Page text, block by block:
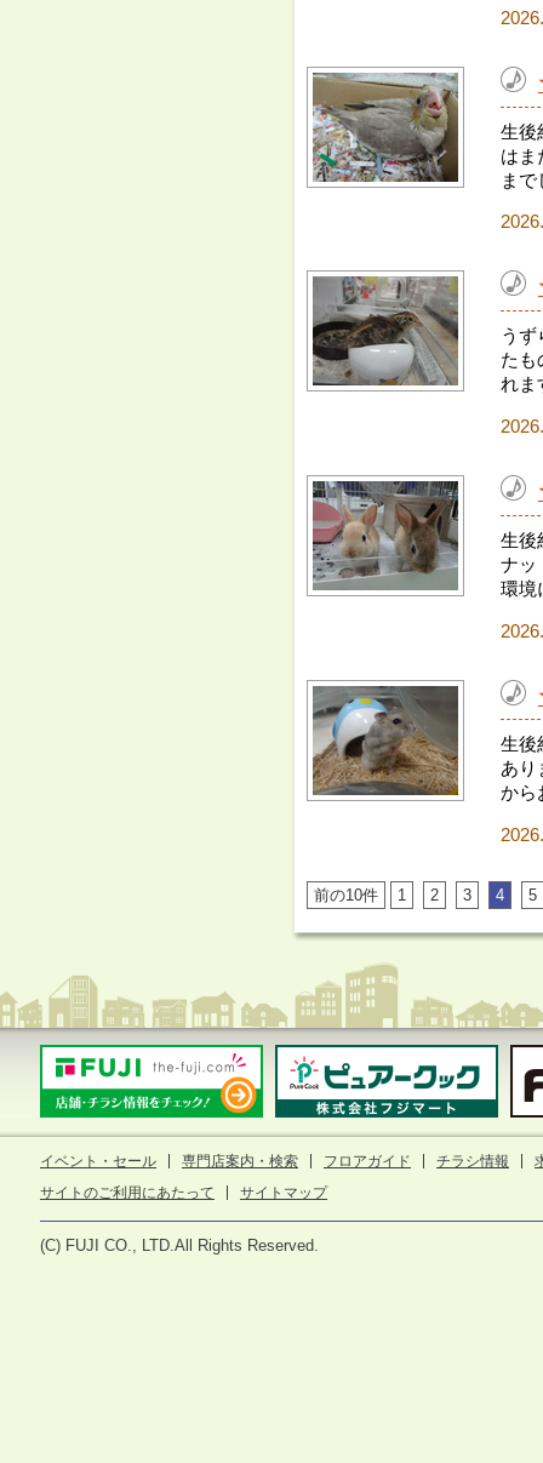
生後
はま
ま
うず
たも
れま
生後
ナッ
環境
生後
あり
から
前の10件 1 2 3 4 5
イベント・セール 専門店案内・検索 フロアガイド チラシ情報
サイトのご利用にあたって
サイトマップ
(C) FUJI CO., LTD.All Rights Reserved.